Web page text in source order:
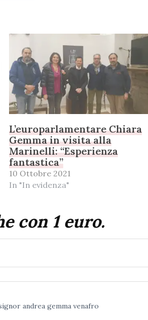
L’europarlamentare Chiara
Gemma in visita alla
Marinelli: “Esperienza
fantastica”
10 Ottobre 2021
In "In evidenza"
con 1 euro.
andrea gemma venafro